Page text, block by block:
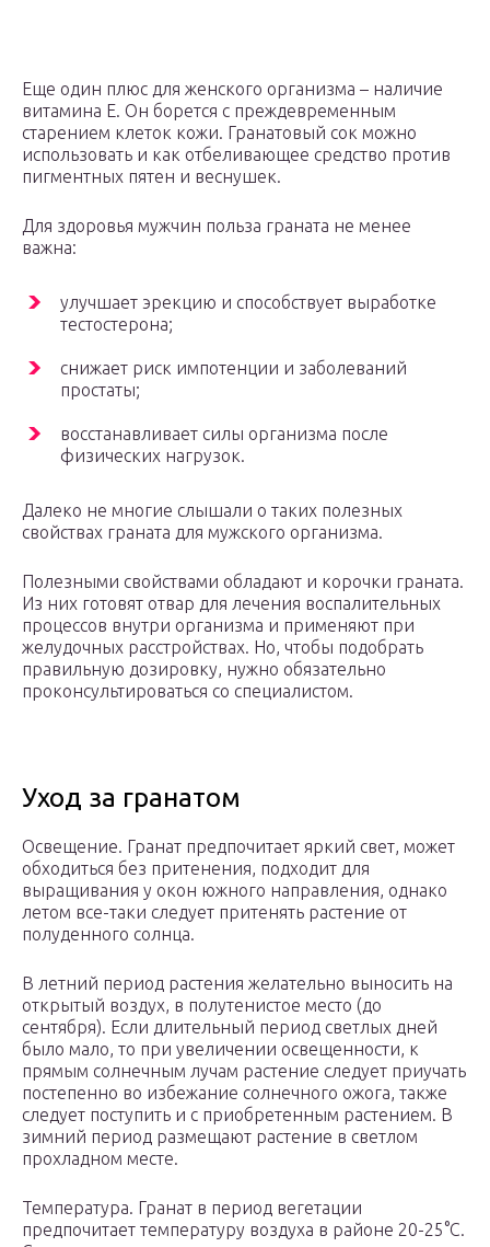
Еще один плюс для женского организма – наличие
витамина Е. Он борется с преждевременным
старением клеток кожи. Гранатовый сок можно
использовать и как отбеливающее средство против
пигментных пятен и веснушек.
Для здоровья мужчин польза граната не менее
важна:
улучшает эрекцию и способствует выработке
тестостерона;
снижает риск импотенции и заболеваний
простаты;
восстанавливает силы организма после
физических нагрузок.
Далеко не многие слышали о таких полезных
свойствах граната для мужского организма.
Полезными свойствами обладают и корочки граната.
Из них готовят отвар для лечения воспалительных
процессов внутри организма и применяют при
желудочных расстройствах. Но, чтобы подобрать
правильную дозировку, нужно обязательно
проконсультироваться со специалистом.
Уход за гранатом
Освещение. Гранат предпочитает яркий свет, может
обходиться без притенения, подходит для
выращивания у окон южного направления, однако
летом все-таки следует притенять растение от
полуденного солнца.
В летний период растения желательно выносить на
открытый воздух, в полутенистое место (до
сентября). Если длительный период светлых дней
было мало, то при увеличении освещенности, к
прямым солнечным лучам растение следует приучать
постепенно во избежание солнечного ожога, также
следует поступить и с приобретенным растением. В
зимний период размещают растение в светлом
прохладном месте.
Температура. Гранат в период вегетации
предпочитает температуру воздуха в районе 20-25°C.